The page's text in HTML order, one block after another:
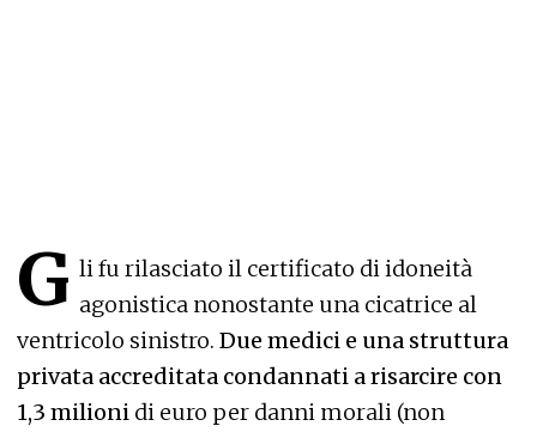
G li fu rilasciato il certificato di idoneità
agonistica nonostante una cicatrice al
ventricolo sinistro. Due medici e una struttura
privata accreditata condannati a risarcire con
1,3 milioni di euro per danni morali (non